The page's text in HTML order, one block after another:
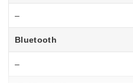
–
Bluetooth
–